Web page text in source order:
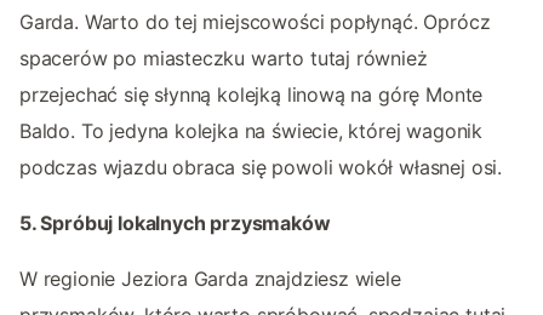
Garda. Warto do tej miejscowości popłynąć. Oprócz
spacerów po miasteczku warto tutaj również
przejechać się słynną kolejką linową na górę Monte
Baldo. To jedyna kolejka na świecie, której wagonik
podczas wjazdu obraca się powoli wokół własnej osi.
5. Spróbuj lokalnych przysmaków
W regionie Jeziora Garda znajdziesz wiele